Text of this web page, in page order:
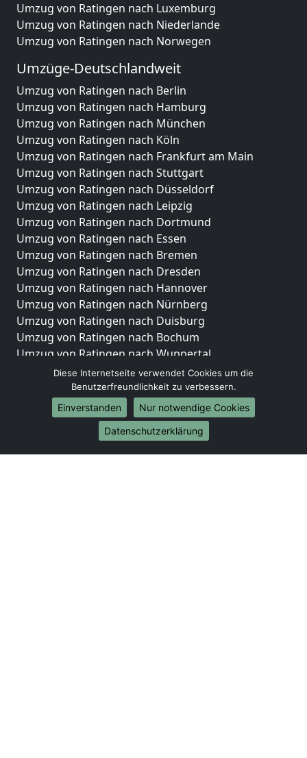
Umzug von Ratingen nach Luxemburg
Umzug von Ratingen nach Niederlande
Umzug von Ratingen nach Norwegen
Umzüge-Deutschlandweit
Umzug von Ratingen nach Berlin
Umzug von Ratingen nach Hamburg
Umzug von Ratingen nach München
Umzug von Ratingen nach Köln
Umzug von Ratingen nach Frankfurt am Main
Umzug von Ratingen nach Stuttgart
Umzug von Ratingen nach Düsseldorf
Umzug von Ratingen nach Leipzig
Umzug von Ratingen nach Dortmund
Umzug von Ratingen nach Essen
Umzug von Ratingen nach Bremen
Umzug von Ratingen nach Dresden
Umzug von Ratingen nach Hannover
Umzug von Ratingen nach Nürnberg
Umzug von Ratingen nach Duisburg
Umzug von Ratingen nach Bochum
Umzug von Ratingen nach Wuppertal
Umzug von Ratingen nach Bielefeld
Umzug von Ratingen nach Bonn
Umzug von Ratingen nach Münster
Internationale-Umzüge
Umzug von Ratingen nach Brasilien
Diese Internetseite verwendet Cookies um die
Benutzerfreundlichkeit zu verbessern.
Einverstanden
Nur notwendige Cookies
Datenschutzerklärung